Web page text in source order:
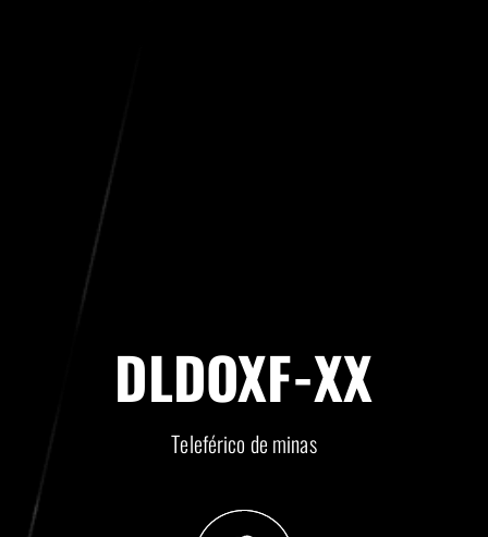
DLDOXF-XX
Teleférico de minas